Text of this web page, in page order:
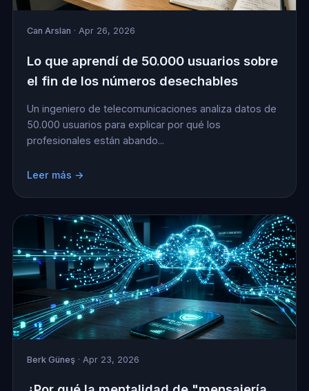
Can Arslan · Apr 26, 2026
Lo que aprendí de 50.000 usuarios sobre
el fin de los números desechables
Un ingeniero de telecomunicaciones analiza datos de
50.000 usuarios para explicar por qué los
profesionales están abando...
Leer más →
Berk Güneş· Apr 23, 2026